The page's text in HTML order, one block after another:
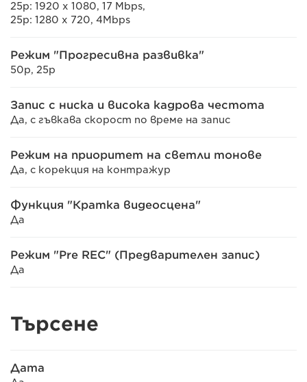
25p: 1920 x 1080, 17 Mbps,
25p: 1280 x 720, 4Mbps
Режим "Прогресивна развивка"
50p, 25p
Запис с ниска и висока кадрова честота
Да, с гъвкава скорост по време на запис
Режим на приоритет на светли тонове
Да, с корекция на контражур
Функция "Кратка видеосцена"
Да
Режим "Pre REC" (Предварителен запис)
Да
Търсене
Дата